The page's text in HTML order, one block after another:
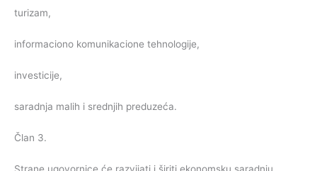
turizam,
informaciono komunikacione tehnologije,
investicije,
saradnja malih i srednjih preduzeća.
Član 3.
Strane ugovornice će razvijati i širiti ekonomsku saradnju